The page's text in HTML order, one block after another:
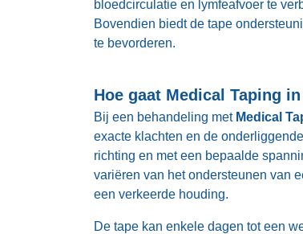
bloedcirculatie en lymfeafvoer te
Bovendien biedt de tape
te bevorderen.
Hoe gaat Medical Taping
Bij een behandeling met Medical
exacte klachten en de
richting en met een bepaalde
variëren van het ondersteunen van
een verkeerde houding.
De tape kan enkele dagen tot een